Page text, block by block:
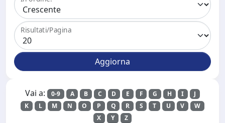
Risultati/Pagina
Vai a: 0-9 A B C D E F G H I
J
K
L M N O P Q R S T U V
W
X
Y Z